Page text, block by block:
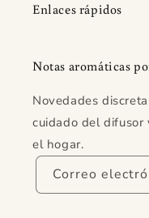
Enlaces rápidos
Notas aromáticas
Novedades
cuidado del difusor
el hogar.
Correo